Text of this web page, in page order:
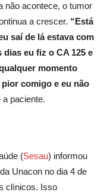
não acontece, o tumor
a crescer. “Está
saí de lá estava com
eu fiz o CA 125 e
momento
comigo e eu não
a paciente.
(Sesau) informou
Unacon no dia 4 de
clínicos. Isso